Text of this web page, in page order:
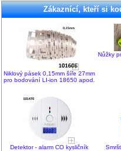
Zákaznící, kteří si
Niklový pásek 0,15mm šíře 27mm
pro bodování LI-ion 18650 apod.
Nůžky
Detektor - alarm CO kysličník